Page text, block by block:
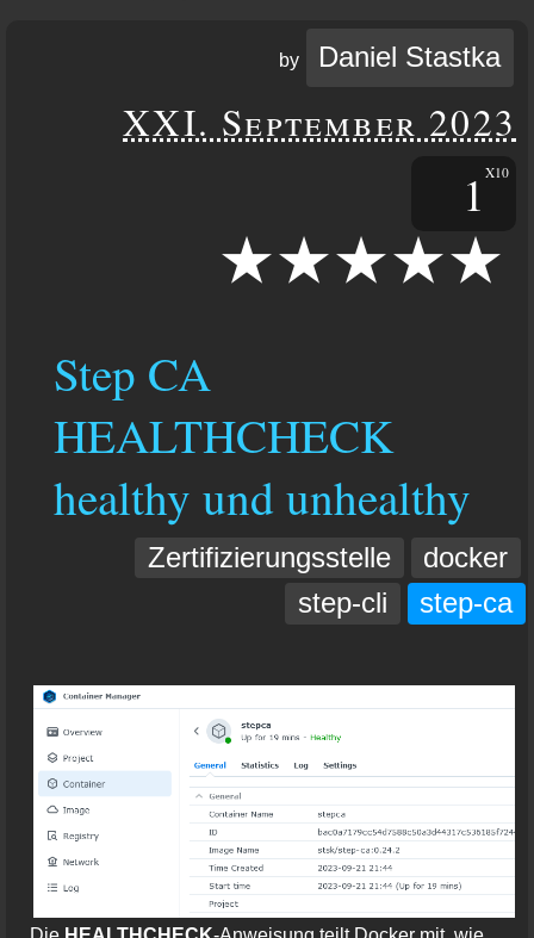
by Daniel Stastka
XXI. September 2023
X10
1
Step CA
HEALTHCHECK
healthy und unhealthy
docker
Zertifizierungsstelle
step-ca
step-cli